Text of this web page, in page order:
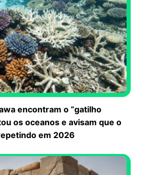
encontram o “gatilho
os oceanos e avisam que o
em 2026